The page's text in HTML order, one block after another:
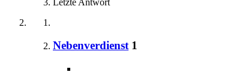
Nebenverdienst 1